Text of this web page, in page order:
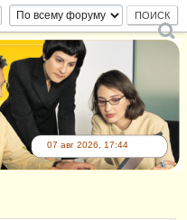
07 авг 2026, 17:44